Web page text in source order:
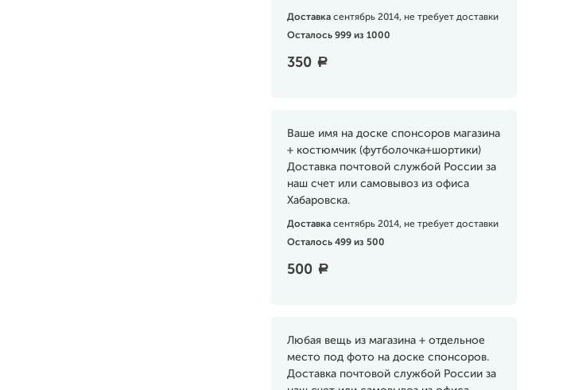
Доставка сентябрь 2014, не требует доставки
Осталось 999 из 1000
350 a
Ваше имя на доске спонсоров магазина
+ костюмчик (футболочка+шортики)
Доставка почтовой службой России за
наш счет или самовывоз из офиса
Хабаровска.
Доставка сентябрь 2014, не требует доставки
Осталось 499 из 500
500 a
Любая вещь из магазина + отдельное
место под фото на доске спонсоров.
Доставка почтовой службой России за